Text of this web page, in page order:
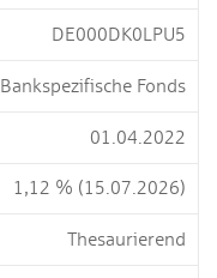
DE000DK0LPU5
Bankspezifische Fonds
01.04.2022
1,12 % (15.07.2026)
Thesaurierend